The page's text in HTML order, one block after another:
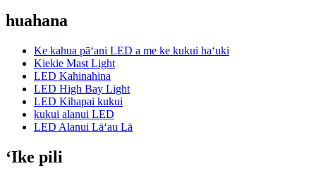
huahana
Ke kahua pāʻani LED a me ke kukui haʻuki
Kiekie Mast Light
LED Kahinahina
LED High Bay Light
LED Kihapai kukui
kukui alanui LED
LED Alanui Lāʻau Lā
ʻIke pili